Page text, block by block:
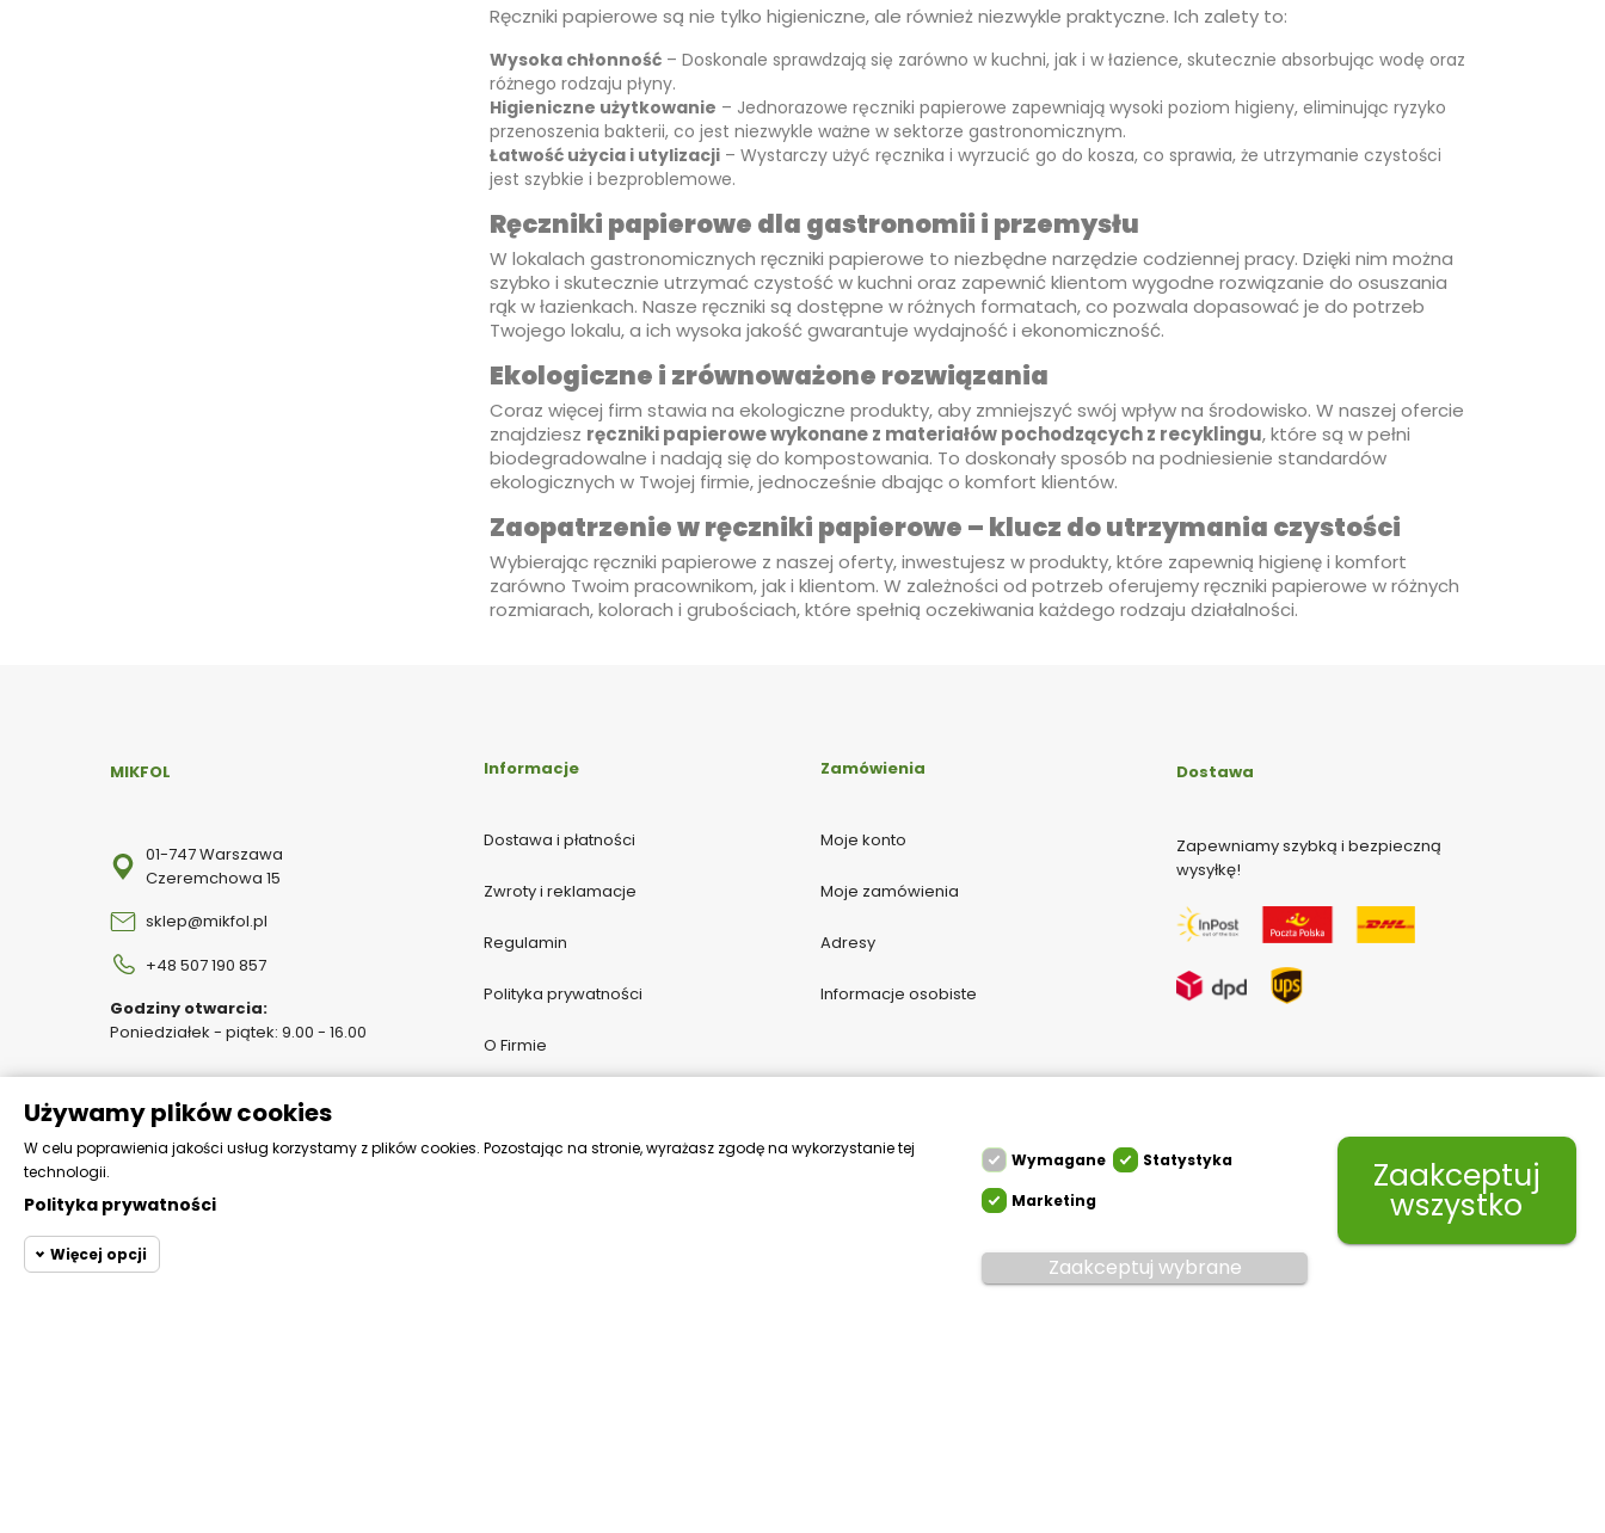
Ręczniki papierowe są nie tylko higieniczne, ale również niezwykle praktyczne. Ich zalety to:
Wysoka chłonność– Doskonale sprawdzają się zarówno w kuchni, jak i w łazience, skutecznie absorbując wodę oraz
różnego rodzaju płyny.
Higieniczne użytkowanie – Jednorazowe ręczniki papierowe zapewniają wysoki poziom higieny, eliminując ryzyko
przenoszenia bakterii, co jest niezwykle ważne w sektorze gastronomicznym.
Łatwość użycia i utylizacji– Wystarczy użyć ręcznika i wyrzucić go do kosza, co sprawia, że utrzymanie czystości
jest szybkie i bezproblemowe.
Ręczniki papierowe dla gastronomii i przemysłu
W lokalach gastronomicznych ręczniki papierowe to niezbędne narzędzie codziennej pracy. Dzięki nim można
szybko i skutecznie utrzymać czystość w kuchni oraz zapewnić klientom wygodne rozwiązanie do osuszania
rąk w łazienkach. Nasze ręczniki są dostępne w różnych formatach, co pozwala dopasować je do potrzeb
Twojego lokalu, a ich wysoka jakość gwarantuje wydajność i ekonomiczność.
Ekologiczne i zrównoważone rozwiązania
Coraz więcej firm stawia na ekologiczne produkty, aby zmniejszyć swój wpływ na środowisko. W naszej ofercie
znajdziesz ręczniki papierowe wykonane z materiałów pochodzących z recyklingu, które są w pełni
biodegradowalne i nadają się do kompostowania. To doskonały sposób na podniesienie standardów
ekologicznych w Twojej firmie, jednocześnie dbając o komfort klientów.
Zaopatrzenie w ręczniki papierowe – klucz do utrzymania czystości
Wybierając ręczniki papierowe z naszej oferty, inwestujesz w produkty, które zapewnią higienę i komfort
zarówno Twoim pracownikom, jak i klientom. W zależności od potrzeb oferujemy ręczniki papierowe w różnych
rozmiarach, kolorach i grubościach, które spełnią oczekiwania każdego rodzaju działalności.
MIKFOL
01-747 Warszawa
Czeremchowa 15
sklep@mikfol.pl
+48 507 190 857
Godziny otwarcia:
Poniedziałek - piątek: 9.00 - 16.00
Informacje
Dostawa i płatności
Zwroty i reklamacje
Regulamin
Polityka prywatności
O Firmie
Katalogi do pobrania
Zamówienia
Moje konto
Moje zamówienia
Adresy
Informacje osobiste
Używamy plików cookies
W celu poprawienia jakości usług korzystamy z plików cookies. Pozostając na stronie, wyrażasz zgodę na wykorzystanie tej
technologii.
Polityka prywatności
Więcej opcji
Wymagane
Statystyka
Marketing
Zaakceptuj wybrane
Zaakceptuj
wszystko
Dostawa
Zapewniamy szybką i bezpieczną
wysyłkę!